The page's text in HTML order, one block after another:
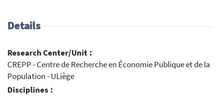
Details
Research Center/Unit :
CREPP - Centre de Recherche en Économie Publique et de la
Population - ULiège
Disciplines :